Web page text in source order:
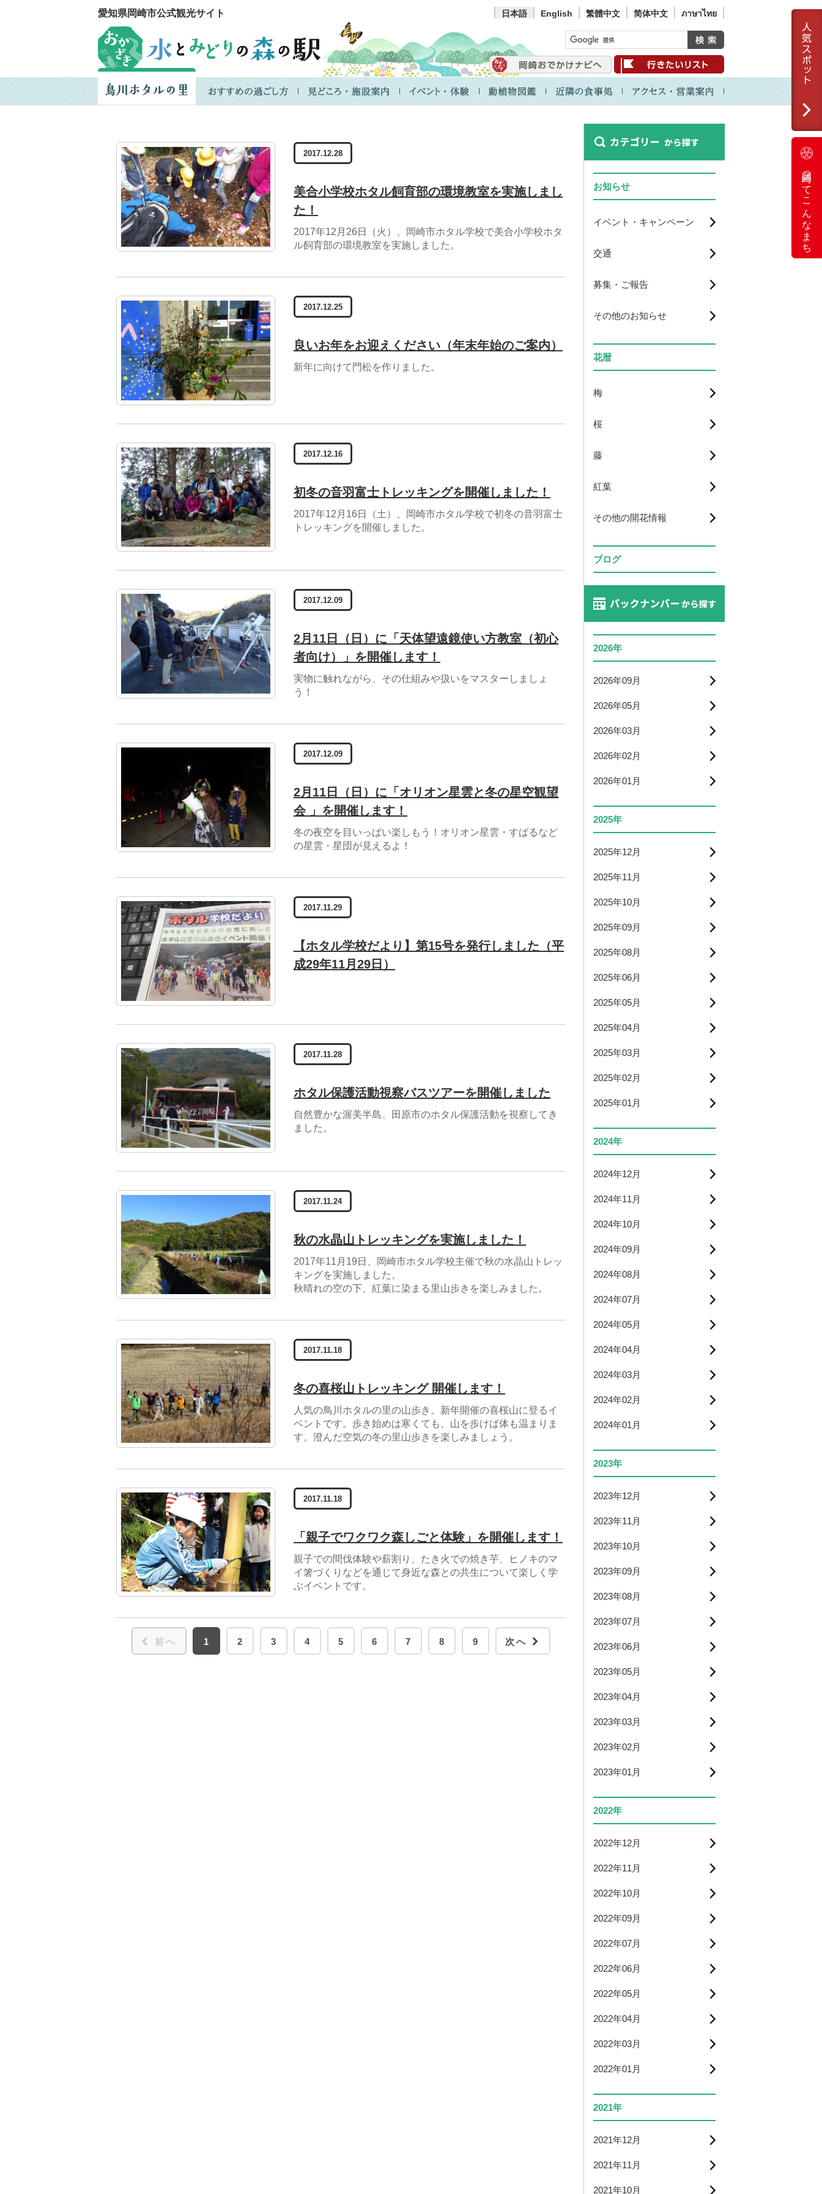
愛知県岡崎市公式観光サイト 日本語 English 繁體中文 简体中文 ภาษาไทย
岡崎ってこんなまち
2017.12.28
美合小学校ホタル飼育部の環境教室を実施しまし
た！
2017年12月26日（火）、岡崎市ホタル学校で美合小学校ホタ
ル飼育部の環境教室を実施しました。
2017.12.25
良いお年をお迎えください（年末年始のご案内）
新年に向けて門松を作りました。
2017.12.16
初冬の音羽富士トレッキングを開催しました！
2017年12月16日（土）、岡崎市ホタル学校で初冬の音羽富士
トレッキングを開催しました。
2017.12.09
2月11日（日）に「天体望遠鏡使い方教室（初心
者向け）」を開催します！
実物に触れながら、その仕組みや扱いをマスターしましょ
う！
2017.12.09
2月11日（日）に「オリオン星雲と冬の星空観望
会 」を開催します！
冬の夜空を目いっぱい楽しもう！オリオン星雲・すばるなど
の星雲・星団が見えるよ！
2017.11.29
【ホタル学校だより】第15号を発行しました（平
成29年11月29日）
2017.11.28
ホタル保護活動視察バスツアーを開催しました
自然豊かな渥美半島、田原市のホタル保護活動を視察してき
ました。
2017.11.24
秋の水晶山トレッキングを実施しました！
2017年11月19日、岡崎市ホタル学校主催で秋の水晶山トレッ
キングを実施しました。
秋晴れの空の下、紅葉に染まる里山歩きを楽しみました。
2017.11.18
冬の喜桜山トレッキング 開催します！
人気の鳥川ホタルの里の山歩き。新年開催の喜桜山に登るイ
ベントです。歩き始めは寒くても、山を歩けば体も温まりま
す。澄んだ空気の冬の里山歩きを楽しみましょう。
2017.11.18
「親子でワクワク森しごと体験」を開催します！
親子での間伐体験や薪割り、たき火での焼き芋、ヒノキのマ
イ箸づくりなどを通じて身近な森との共生について楽しく学
ぶイベントです。
前へ 1 2 3 4 5 6 7 8 9 次へ
お知らせ
イベント・キャンペーン
交通
募集・ご報告
その他のお知らせ
花暦
梅
桜
藤
紅葉
その他の開花情報
ブログ
2026年
2026年09月
2026年05月
2026年03月
2026年02月
2026年01月
2025年
2025年12月
2025年11月
2025年10月
2025年09月
2025年08月
2025年06月
2025年05月
2025年04月
2025年03月
2025年02月
2025年01月
2024年
2024年12月
2024年11月
2024年10月
2024年09月
2024年08月
2024年07月
2024年05月
2024年04月
2024年03月
2024年02月
2024年01月
2023年
2023年12月
2023年11月
2023年10月
2023年09月
2023年08月
2023年07月
2023年06月
2023年05月
2023年04月
2023年03月
2023年02月
2023年01月
2022年
2022年12月
2022年11月
2022年10月
2022年09月
2022年07月
2022年06月
2022年05月
2022年04月
2022年03月
2022年01月
2021年
2021年12月
2021年11月
2021年10月